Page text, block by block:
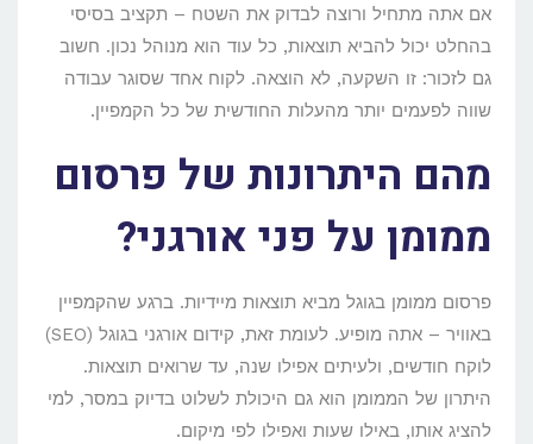
אם אתה מתחיל ורוצה לבדוק את השטח – תקציב בסיסי
בהחלט יכול להביא תוצאות, כל עוד הוא מנוהל נכון. חשוב
גם לזכור: זו השקעה, לא הוצאה. לקוח אחד שסוגר עבודה
שווה לפעמים יותר מהעלות החודשית של כל הקמפיין.
מהם היתרונות של פרסום
ממומן על פני אורגני?
פרסום ממומן בגוגל מביא תוצאות מיידיות. ברגע שהקמפיין
באוויר – אתה מופיע. לעומת זאת, קידום אורגני בגוגל (SEO)
לוקח חודשים, ולעיתים אפילו שנה, עד שרואים תוצאות.
היתרון של הממומן הוא גם היכולת לשלוט בדיוק במסר, למי
להציג אותו, באילו שעות ואפילו לפי מיקום.